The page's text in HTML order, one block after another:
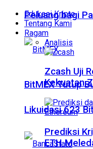
Peluang bagi
BitMEX Tutup
Likuidasi 623
Edukasi Kripto
Tentang Kami
Ragam
Analisis
Zcash Uji
Kekuatan
Prediksi
ETH